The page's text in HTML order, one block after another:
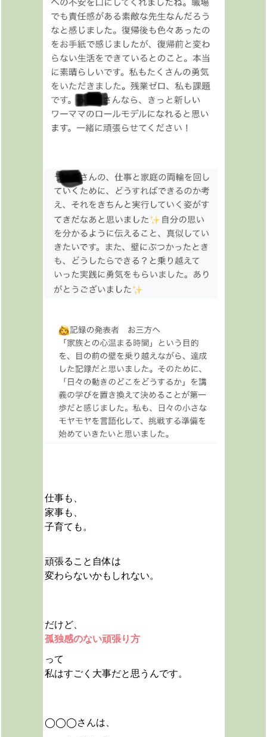
仕事も、
家事も、
子育ても。
頑張ること自体は
変わらないかもしれない。
だけど、
孤独感のない頑張り方
って
私はすごく大事だと思うんです。
◯◯◯さんは、